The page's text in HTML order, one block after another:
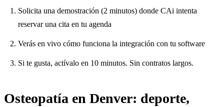
Solicita una demostración (2 minutos) donde CAi intenta
reservar una cita en tu agenda
Verás en vivo cómo funciona la integración con tu software
Si te gusta, actívalo en 10 minutos. Sin contratos largos.
Osteopatía en Denver: deporte,